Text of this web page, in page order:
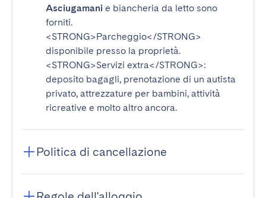
Asciugamani e biancheria da letto sono
forniti.
<STRONG>Parcheggio</STRONG>
disponibile presso la proprietà.
<STRONG>Servizi extra</STRONG>:
deposito bagagli, prenotazione di un autista
privato, attrezzature per bambini, attività
ricreative e molto altro ancora.
Politica di cancellazione